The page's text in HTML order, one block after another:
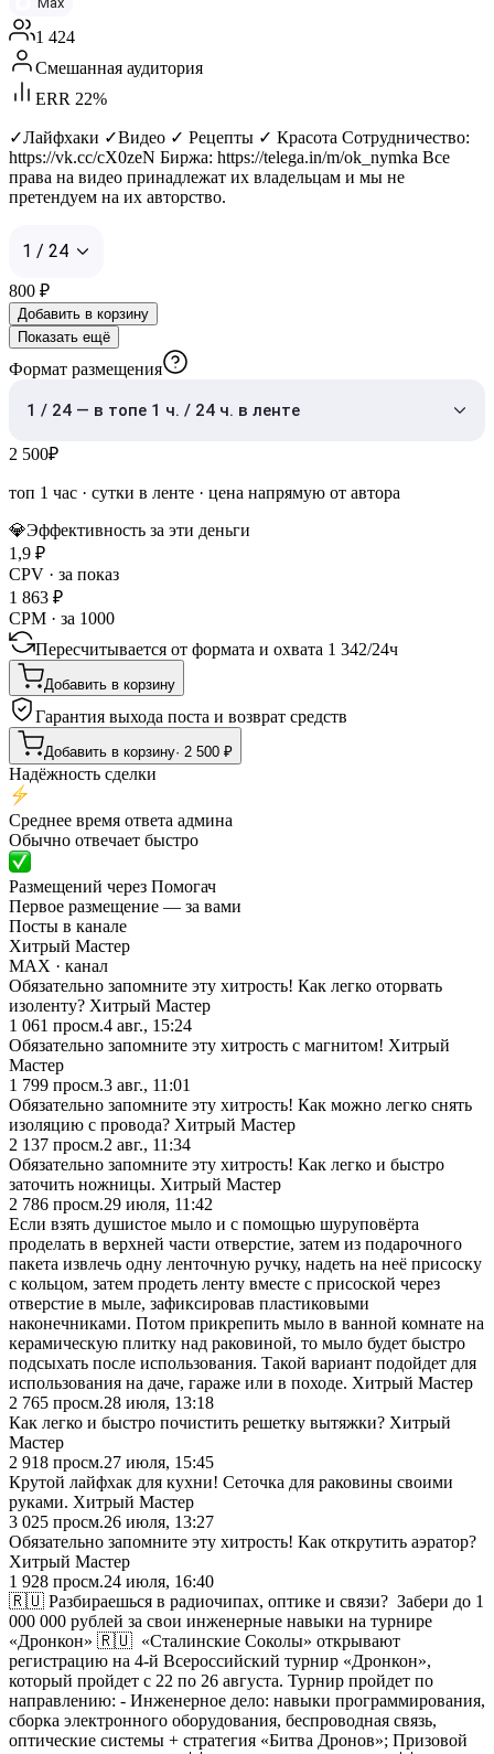
1 424
Смешанная аудитория
ERR 22%
✓Лайфхаки ✓Видео ✓ Рецепты ✓ Красота Сотрудничество:
https://vk.cc/cX0zeN Биржа: https://telega.in/m/ok_nymka Все
права на видео принадлежат их владельцам и мы не
претендуем на их авторство.
1 / 24
800 ₽
Добавить в корзину
Показать ещё
Формат размещения
1 / 24 — в топе 1 ч. / 24 ч. в ленте
2 500₽
топ 1 час · сутки в ленте · цена напрямую от автора
💎Эффективность за эти деньги
1,9 ₽
CPV · за показ
1 863 ₽
CPM · за 1000
Пересчитывается от формата и охвата 1 342/24ч
Добавить в корзину
Гарантия выхода поста и возврат средств
Добавить в корзину· 2 500 ₽
Надёжность сделки
Среднее время ответа админа
Обычно отвечает быстро
Размещений через Помогач
Первое размещение — за вами
Посты в канале
Хитрый Мастер
MAX · канал
Обязательно запомните эту хитрость! Как легко оторвать
изоленту? Хитрый Мастер
1 061 просм.4 авг., 15:24
Обязательно запомните эту хитрость с магнитом! Хитрый
Мастер
1 799 просм.3 авг., 11:01
Обязательно запомните эту хитрость! Как можно легко снять
изоляцию с провода? Хитрый Мастер
2 137 просм.2 авг., 11:34
Обязательно запомните эту хитрость! Как легко и быстро
заточить ножницы. Хитрый Мастер
2 786 просм.29 июля, 11:42
Если взять душистое мыло и с помощью шуруповёрта
проделать в верхней части отверстие, затем из подарочного
пакета извлечь одну ленточную ручку, надеть на неё присоску
с кольцом, затем продеть ленту вместе с присоской через
отверстие в мыле, зафиксировав пластиковыми
наконечниками. Потом прикрепить мыло в ванной комнате на
керамическую плитку над раковиной, то мыло будет быстро
подсыхать после использования. Такой вариант подойдет для
использования на даче, гараже или в походе. Хитрый Мастер
2 765 просм.28 июля, 13:18
Как легко и быстро почистить решетку вытяжки? Хитрый
Мастер
2 918 просм.27 июля, 15:45
Крутой лайфхак для кухни! Сеточка для раковины своими
руками. Хитрый Мастер
3 025 просм.26 июля, 13:27
Обязательно запомните эту хитрость! Как открутить аэратор?
Хитрый Мастер
1 928 просм.24 июля, 16:40
🇷🇺 Разбираешься в радиочипах, оптике и связи? Забери до 1
000 000 рублей за свои инженерные навыки на турнире
«Дронкон» 🇷🇺 «Сталинские Соколы» открывают
регистрацию на 4-й Всероссийский турнир «Дронкон»,
который пройдет с 22 по 26 августа. Турнир пройдет по
направлению: - Инженерное дело: навыки программирования,
сборка электронного оборудования, беспроводная связь,
оптические системы + стратегия «Битва Дронов»; Призовой